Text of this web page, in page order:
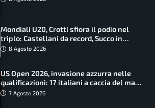
Mondiali U20, Crotti sfiora il podio nel
triplo: Castellani da record, Succo in
finale
8 Agosto 2026
US Open 2026, invasione azzurra nelle
qualificazioni: 17 italiani a caccia del main
draw7 Agosto 2026